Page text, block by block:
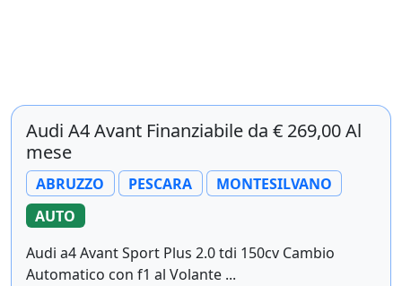
Audi A4 Avant Finanziabile da € 269,00 Al
mese
ABRUZZO PESCARA
MONTESILVANO
AUTO
Audi a4 Avant Sport Plus 2.0 tdi 150cv Cambio
Automatico con f1 al Volante ...